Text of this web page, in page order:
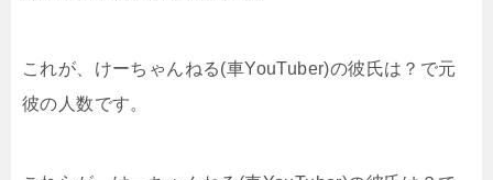
これが、けーちゃんねる(車YouTuber)の彼氏は？で元
彼の人数です。